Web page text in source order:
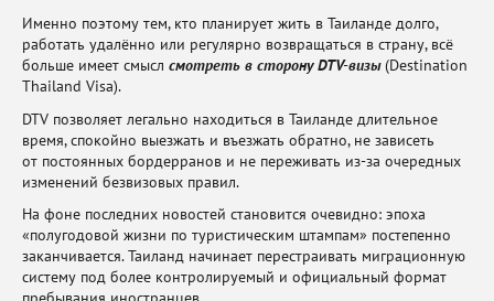
Именно поэтому тем, кто планирует жить в Таиланде долго,
работать удалённо или регулярно возвращаться в страну, всё
больше имеет смысл смотреть в сторону DTV-визы(Destination
Thailand Visa).
DTV позволяет легально находиться в Таиланде длительное
время, спокойно выезжать и въезжать обратно, не зависеть
от постоянных бордерранов и не переживать из-за очередных
изменений безвизовых правил.
На фоне последних новостей становится очевидно: эпоха
«полугодовой жизни по туристическим штампам» постепенно
заканчивается. Таиланд начинает перестраивать миграционную
систему под более контролируемый и официальный формат